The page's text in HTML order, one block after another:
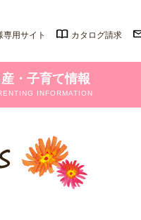
専用サイト カタログ請求
・子育て情報
INFORMATION